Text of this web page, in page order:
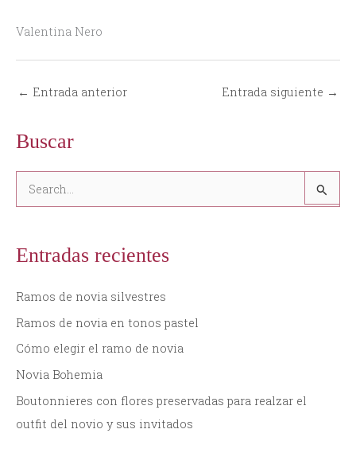
Valentina Nero
← Entrada anterior Entrada siguiente →
Buscar
c
p
o
r
:
Entradas recientes
Ramos de novia silvestres
Ramos de novia en tonos pastel
Cómo elegir el ramo de novia
Novia Bohemia
Boutonnieres con flores preservadas para realzar el
outfit del novio y sus invitados